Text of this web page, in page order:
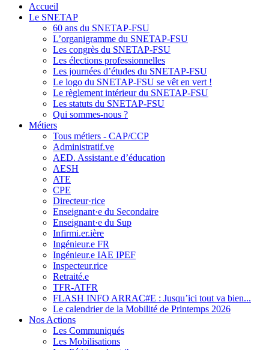
Accueil
Le SNETAP
60 ans du SNETAP-FSU
L’organigramme du SNETAP-FSU
Les congrès du SNETAP-FSU
Les élections professionnelles
Les journées d’études du SNETAP-FSU
Le logo du SNETAP-FSU se vêt en vert !
Le règlement intérieur du SNETAP-FSU
Les statuts du SNETAP-FSU
Qui sommes-nous ?
Métiers
Tous métiers - CAP/CCP
Administratif.ve
AED. Assistant.e d’éducation
AESH
ATE
CPE
Directeur·rice
Enseignant·e du Secondaire
Enseignant·e du Sup
Infirmi.er.ière
Ingénieur.e FR
Ingénieur.e IAE IPEF
Inspecteur.rice
Retraité.e
TFR-ATFR
FLASH INFO ARRAC#E : Jusqu’ici tout va bien...
Le calendrier de la Mobilité de Printemps 2026
Nos Actions
Les Communiqués
Les Mobilisations